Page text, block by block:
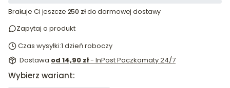
Brakuje Ci jeszcze 250 złdo darmowej dostawy
Zapytaj o produkt
Czas wysyłki:1 dzień roboczy
Dostawa od 14,90 zł- InPost Paczkomaty 24/7
Wybierz wariant: